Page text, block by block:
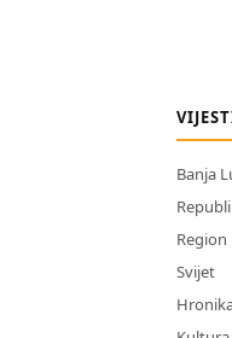
Banja
Region
Svijet